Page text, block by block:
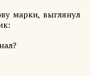
марки, выглянул